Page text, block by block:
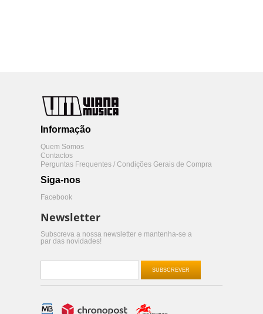
Informação
Quem Somos
Contactos
Perguntas Frequentes / Condições Gerais de Compra
Siga-nos
Facebook
Newsletter
Subscreva a nossa newsletter e mantenha-se a
par das novidades!
SUBSCREVER